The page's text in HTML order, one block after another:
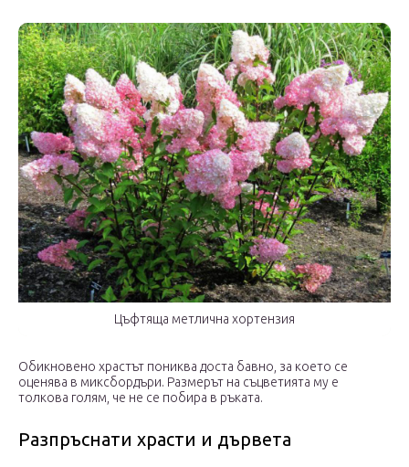
Цъфтяща метлична хортензия
Обикновено храстът пониква доста бавно, за което се
оценява в миксбордъри. Размерът на съцветията му е
толкова голям, че не се побира в ръката.
Разпръснати храсти и дървета